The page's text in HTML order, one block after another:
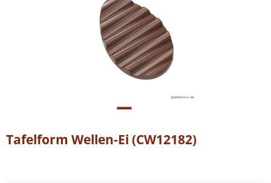
Tafelform Wellen-Ei (CW12182)